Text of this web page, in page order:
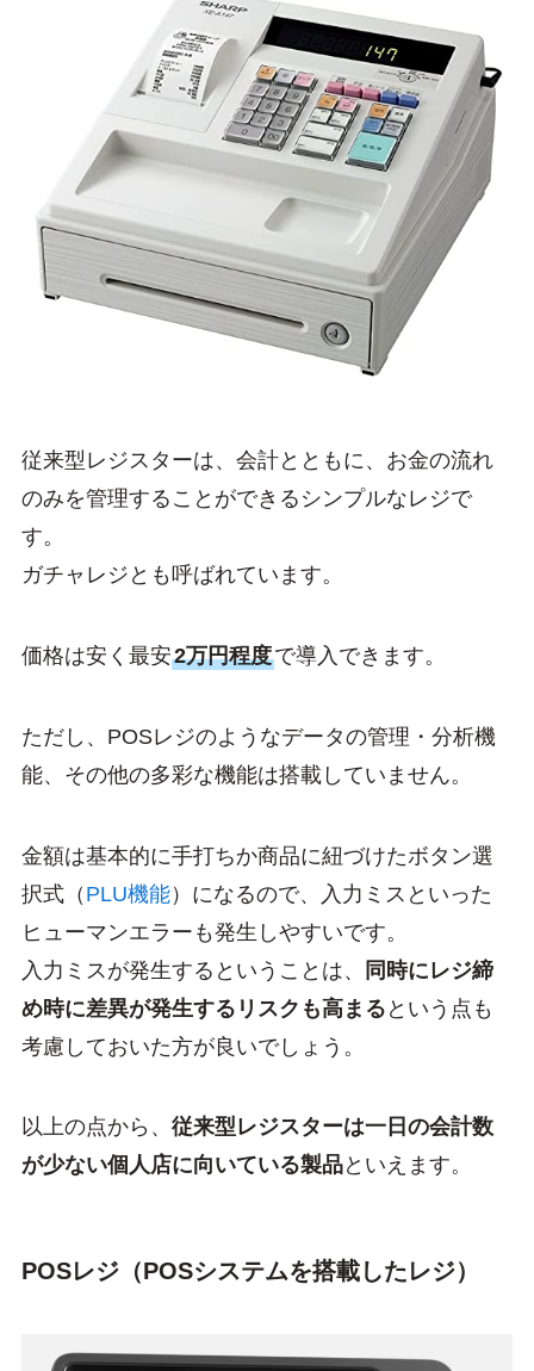
従来型レジスターは、会計とともに、お金の流れ
のみを管理することができるシンプルなレジで
す。
ガチャレジとも呼ばれています。
価格は安く最安2万円程度で導入できます。
ただし、POSレジのようなデータの管理・分析機
能、その他の多彩な機能は搭載していません。
金額は基本的に手打ちか商品に紐づけたボタン選
択式（ PLU機能）になるので、入力ミスといった
ヒューマンエラーも発生しやすいです。
入力ミスが発生するということは、
同時にレジ締
め時に差異が発生するリスクも高まる という点も
考慮しておいた方が良いでしょう。
以上の点から、 従来型レジスターは一日の会計数
が少ない個人店に向いている製品といえます。
POSレジ（POSシステムを搭載したレジ）